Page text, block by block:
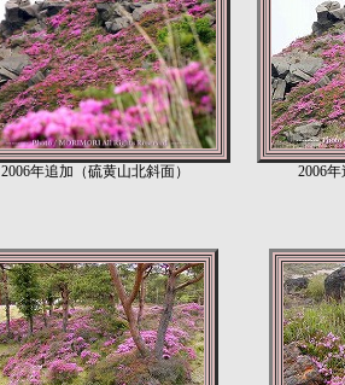
2006年追加（硫黄山北斜面） 2006